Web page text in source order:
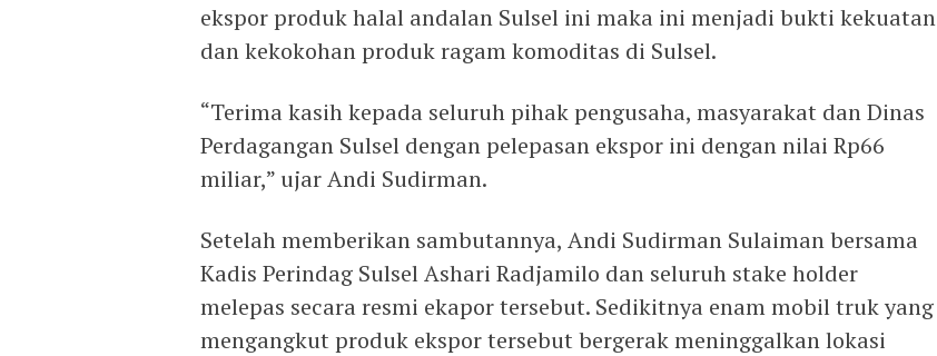
ekspor produk halal andalan Sulsel ini maka ini menjadi bukti kekuatan
dan kekokohan produk ragam komoditas di Sulsel.
“Terima kasih kepada seluruh pihak pengusaha, masyarakat dan Dinas
Perdagangan Sulsel dengan pelepasan ekspor ini dengan nilai Rp66
miliar,” ujar Andi Sudirman.
Setelah memberikan sambutannya, Andi Sudirman Sulaiman bersama
Kadis Perindag Sulsel Ashari Radjamilo dan seluruh stake holder
melepas secara resmi ekapor tersebut. Sedikitnya enam mobil truk yang
mengangkut produk ekspor tersebut bergerak meninggalkan lokasi